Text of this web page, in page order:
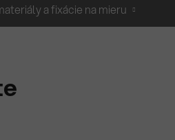
a fixácie na mieru